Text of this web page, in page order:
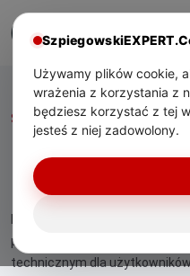
Start/ Monitoring magazynów
Monitoring
hal
Eksperckie materiały o
praktycznym zastosowaniu
technicznym dla
Używamy plików cookie,
wrażenia z korzystania z
będziesz korzystać z tej
jesteś z niej zadowolony.